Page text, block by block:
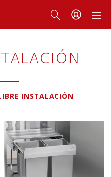
INSTALACIÓN